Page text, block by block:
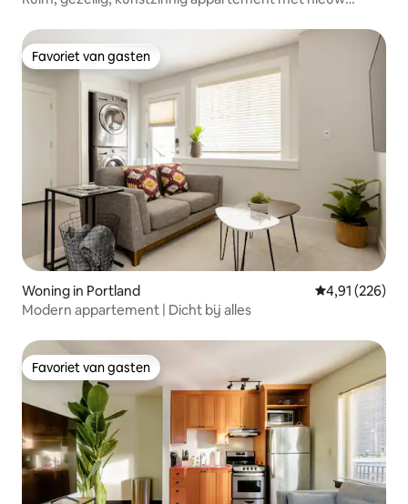
Favoriet van gasten
Favoriet van gasten
Woning in Portland Gemiddelde
4,91 (226)
Modern appartement | Dicht bij alles
Favoriet van gasten
Favoriet van gasten